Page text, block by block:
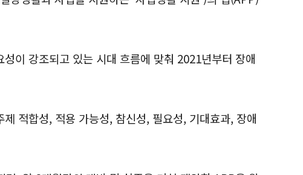
이 강조되고 있는 시대 흐름에 맞춰 2021년부터 장애
적합성, 적용 가능성, 참신성, 필요성, 기대효과, 장애